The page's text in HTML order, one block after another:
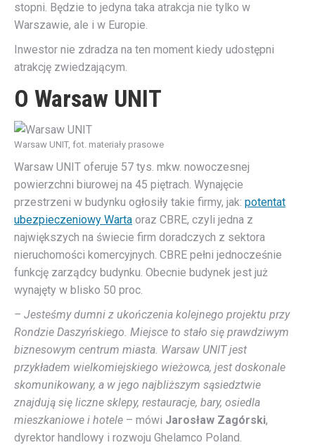
stopni. Będzie to jedyna taka atrakcja nie tylko w
Warszawie, ale i w Europie.
Inwestor nie zdradza na ten moment kiedy udostępni
atrakcję zwiedzającym.
O Warsaw UNIT
Warsaw UNIT, fot. materiały prasowe
Warsaw UNIT oferuje 57 tys. mkw. nowoczesnej
powierzchni biurowej na 45 piętrach. Wynajęcie
przestrzeni w budynku ogłosiły takie firmy, jak: potentat
ubezpieczeniowy Warta oraz CBRE, czyli jedna z
największych na świecie firm doradczych z sektora
nieruchomości komercyjnych. CBRE pełni jednocześnie
funkcję zarządcy budynku. Obecnie budynek jest już
wynajęty w blisko 50 proc.
– Jesteśmy dumni z ukończenia kolejnego projektu przy
Rondzie Daszyńskiego. Miejsce to stało się prawdziwym
biznesowym centrum miasta. Warsaw UNIT jest
przykładem wielkomiejskiego wieżowca, jest doskonale
skomunikowany, a w jego najbliższym sąsiedztwie
znajdują się liczne sklepy, restauracje, bary, osiedla
mieszkaniowe i hotele – mówi Jarosław Zagórski,
dyrektor handlowy i rozwoju Ghelamco Poland.